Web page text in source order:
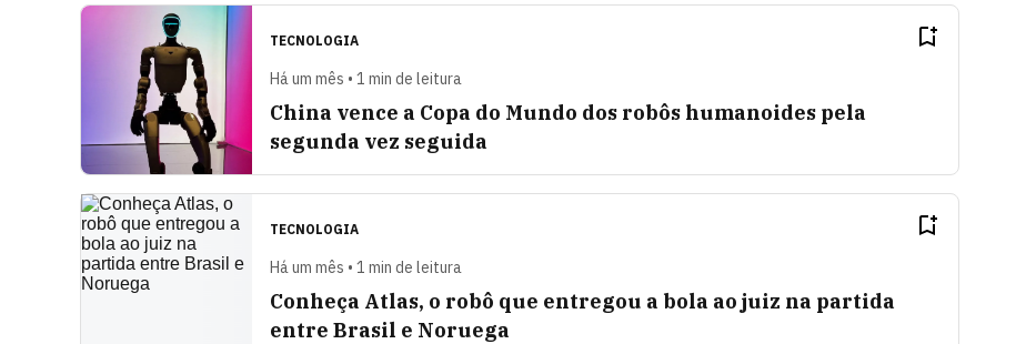
TECNOLOGIA
Há um mês • 1 min de leitura
China vence a Copa do Mundo dos robôs humanoides pela
segunda vez seguida
TECNOLOGIA
Há um mês • 1 min de leitura
Conheça Atlas, o robô que entregou a bola ao juiz na partida
entre Brasil e Noruega